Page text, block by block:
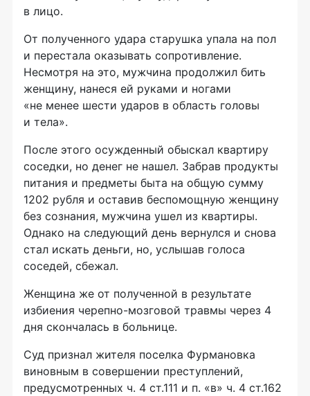
в лицо.
От полученного удара старушка упала на пол
и перестала оказывать сопротивление.
Несмотря на это, мужчина продолжил бить
женщину, нанеся ей руками и ногами
«не менее шести ударов в область головы
и тела».
После этого осужденный обыскал квартиру
соседки, но денег не нашел. Забрав продукты
питания и предметы быта на общую сумму
1202 рубля и оставив беспомощную женщину
без сознания, мужчина ушел из квартиры.
Однако на следующий день вернулся и снова
стал искать деньги, но, услышав голоса
соседей, сбежал.
Женщина же от полученной в результате
избиения черепно-мозговой травмы через 4
дня скончалась в больнице.
Суд признал жителя поселка Фурмановка
виновным в совершении преступлений,
предусмотренных ч. 4 ст.111 и п. «в» ч. 4 ст.162